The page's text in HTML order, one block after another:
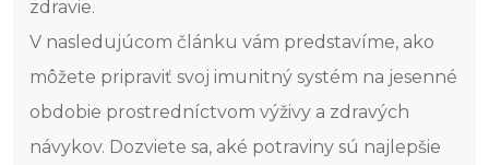
zdravie.
V nasledujúcom článku vám predstavíme, ako
môžete pripraviť svoj imunitný systém na jesenné
obdobie prostredníctvom výživy a zdravých
návykov. Dozviete sa, aké potraviny sú najlepšie